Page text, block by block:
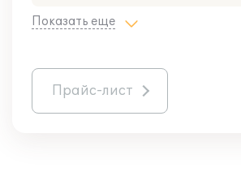
Показать еще
Прайс-лист